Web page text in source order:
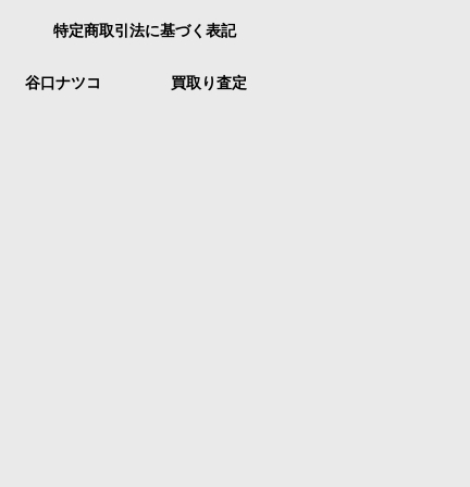
特定商取引法に基づく表記
谷口ナツコ 買取り査定